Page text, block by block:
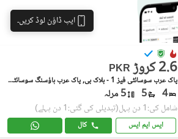
ایپ ڈاؤن لوڈ کریں۔
PKR 2.6 کروڑ
پاک عرب سوسائٹی فیز 1 - بلاک بی, پاک عرب ہاؤسنگ سوسائٹی فیز 1
4
5 5 مرلہ
شامل کی:1 دن پہل (تبدیلی کی گئی:1 دن پہلے)
ایس ایم ایس کال